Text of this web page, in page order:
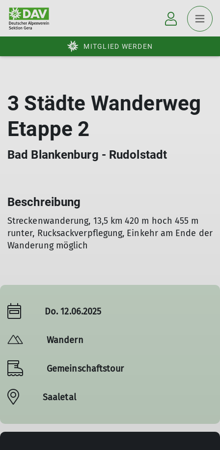
MITGLIED WERDEN
3 Städte Wanderweg
Etappe 2
Bad Blankenburg - Rudolstadt
Beschreibung
Streckenwanderung, 13,5 km 420 m hoch 455 m
runter, Rucksackverpflegung, Einkehr am Ende der
Wanderung möglich
Do. 12.06.2025
Wandern
Gemeinschaftstour
Saaletal